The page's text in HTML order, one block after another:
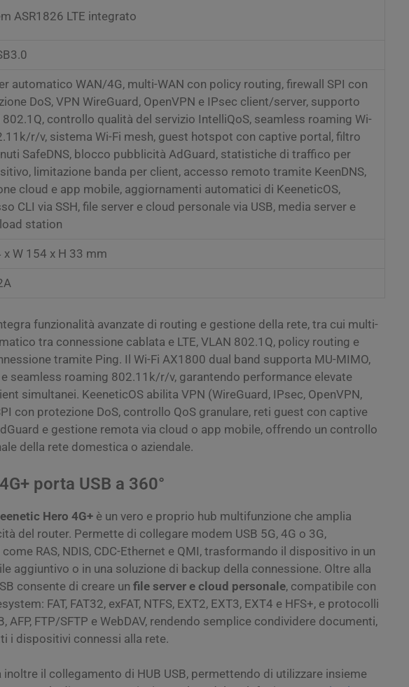
ASR1826 LTE integrato
automatico WAN/4G, multi-WAN con policy routing, firewall SPI con
DoS, VPN WireGuard, OpenVPN e IPsec client/server, supporto
802.1Q, controllo qualità del servizio IntelliQoS, seamless roaming Wi-
r/v, sistema Wi-Fi mesh, guest hotspot con captive portal, filtro
SafeDNS, blocco pubblicità AdGuard, statistiche di traffico per
limitazione banda per client, accesso remoto tramite KeenDNS,
cloud e app mobile, aggiornamenti automatici di KeeneticOS,
CLI via SSH, file server e cloud personale via USB, media server e
station
x W 154 x H 33 mm
funzionalità avanzate di routing e gestione della rete, tra cui multi-
tra connessione cablata e LTE, VLAN 802.1Q, policy routing e
tramite Ping. Il Wi-Fi AX1800 dual band supporta MU-MIMO,
seamless roaming 802.11k/r/v, garantendo performance elevate
simultanei. KeeneticOS abilita VPN (WireGuard, IPsec, OpenVPN,
con protezione DoS, controllo QoS granulare, reti guest con captive
e gestione remota via cloud o app mobile, offrendo un controllo
della rete domestica o aziendale.
porta USB a 360°
Hero 4G+ è un vero e proprio hub multifunzione che amplia
del router. Permette di collegare modem USB 5G, 4G o 3G,
RAS, NDIS, CDC-Ethernet e QMI, trasformando il dispositivo in un
aggiuntivo o in una soluzione di backup della connessione. Oltre alla
consente di creare un file server e cloud personale, compatibile con
FAT, FAT32, exFAT, NTFS, EXT2, EXT3, EXT4 e HFS+, e protocolli
AFP, FTP/SFTP e WebDAV, rendendo semplice condividere documenti,
i dispositivi connessi alla rete.
il collegamento di HUB USB, permettendo di utilizzare insieme